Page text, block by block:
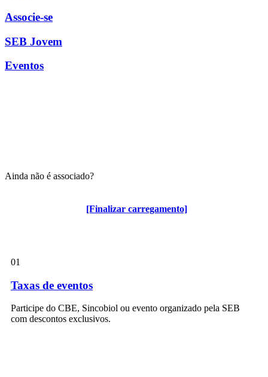
[Finalizar carregamento]
Associe-se
SEB Jovem
Eventos
Ainda não é associado?
Algumas vantagens para associados
01
Taxas de eventos
Participe do CBE, Sincobiol ou evento organizado pela SEB
com descontos exclusivos.